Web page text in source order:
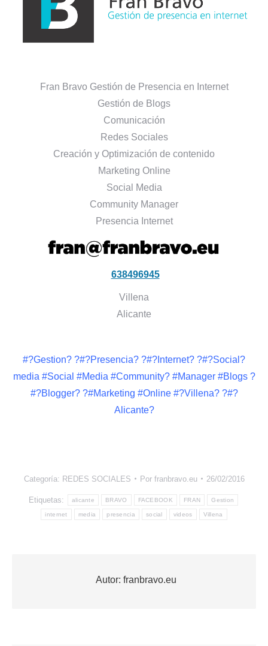
Fran Bravo Gestión de Presencia en Internet
Gestión de Blogs
Comunicación
Redes Sociales
Creación y Optimización de contenido
Marketing Online
Social Media
Community Manager
Presencia Internet
638496945
Villena
Alicante
#?Gestion? ?#?Presencia? ?#?Internet? ?#?Social?
media #Social #Media #Community? #Manager #Blogs ?
#?Blogger? ?#Marketing #Online #?Villena? ?#?
Alicante?
Categoría: REDES SOCIALES Por franbravo.eu 26/02/2016
Etiquetas: alicante BRAVO FACEBOOK FRAN Gestion
internet media presencia social videos Villena
Autor: franbravo.eu